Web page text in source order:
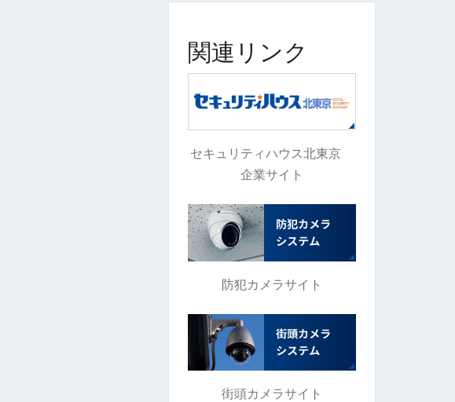
関連リンク
セキュリティハウス北東京
企業サイト
防犯カメラサイト
街頭カメラサイト